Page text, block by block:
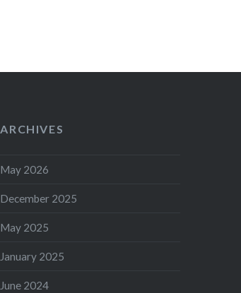
ARCHIVES
May 2026
December 2025
May 2025
January 2025
June 2024